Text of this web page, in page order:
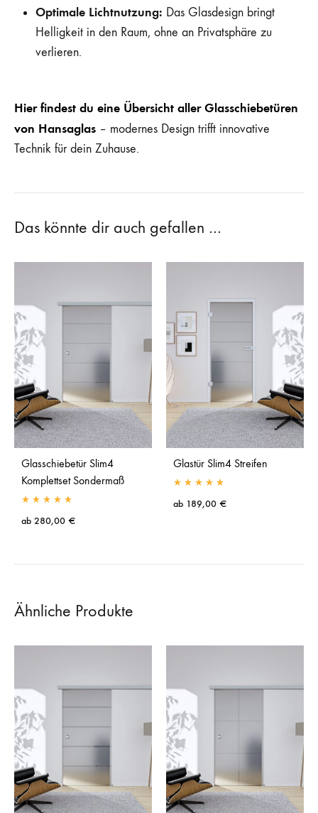
Optimale Lichtnutzung: Das Glasdesign bringt
Helligkeit in den Raum, ohne an Privatsphäre zu
verlieren.
Hier findest du eine Übersicht aller Glasschiebetüren
von Hansaglas – modernes Design trifft innovative
Technik für dein Zuhause.
Das könnte dir auch gefallen …
Glasschiebetür Slim4
Komplettset Sondermaß
ab 280,00 €
Glastür Slim4 Streifen
ab 189,00 €
Ähnliche Produkte